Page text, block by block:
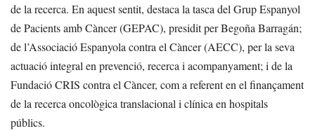
de la recerca. En aquest sentit, destaca la tasca del Grup Espanyol
de Pacients amb Càncer (GEPAC), presidit per Begoña Barragán;
de l’Associació Espanyola contra el Càncer (AECC), per la seva
actuació integral en prevenció, recerca i acompanyament; i de la
Fundació CRIS contra el Càncer, com a referent en el finançament
de la recerca oncològica translacional i clínica en hospitals
públics.